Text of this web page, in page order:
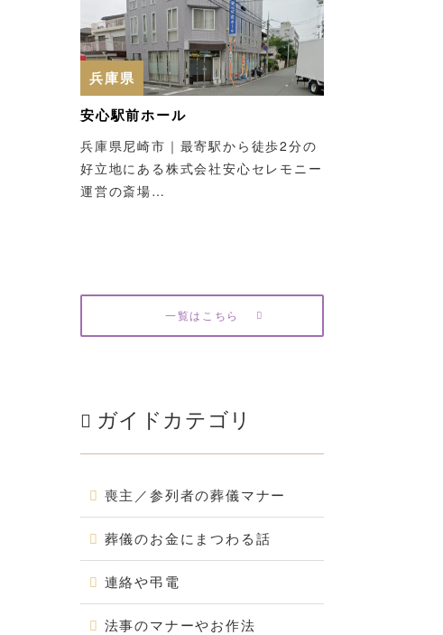
兵庫県
安心駅前ホール
兵庫県尼崎市｜最寄駅から徒歩2分の
好立地にある株式会社安心セレモニー
運営の斎場…
一覧はこちら
ガイドカテゴリ
喪主／参列者の葬儀マナー
葬儀のお金にまつわる話
連絡や弔電
法事のマナーやお作法